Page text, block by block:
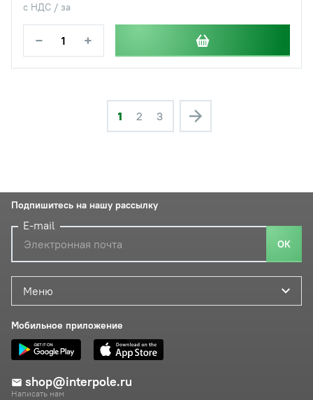
с НДС / за
− +
1 2 3
Меню
Мобильное приложение
shop@interpole.ru
Написать нам
Подпишитесь на нашу рассылку
E-mail
ОК